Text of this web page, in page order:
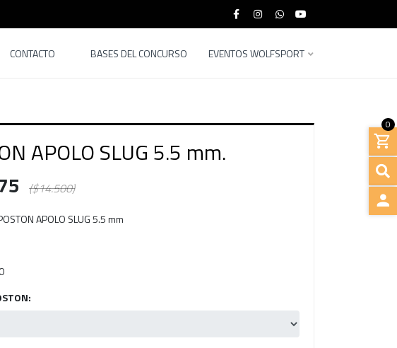
CONTACTO BASES DEL CONCURSO EVENTOS WOLFSPORT
0
APOLO SLUG 5.5 mm.
($14.500)
APOLO SLUG 5.5 mm